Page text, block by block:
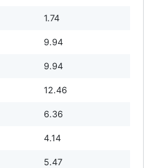
1.74
9.94
9.94
12.46
6.36
4.14
5.47